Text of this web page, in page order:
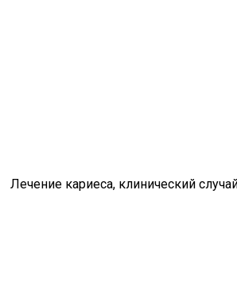
Лечение кариеса, клинический